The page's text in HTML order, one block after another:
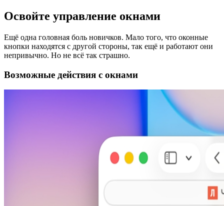
Освойте управление окнами
Ещё одна головная боль новичков. Мало того, что оконные
кнопки находятся с другой стороны, так ещё и работают они
непривычно. Но не всё так страшно.
Возможные действия с окнами